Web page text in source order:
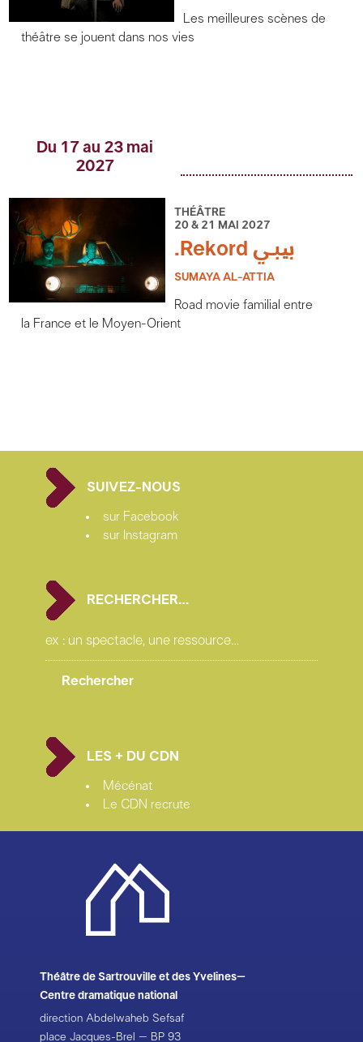
Les meilleures scènes de
théâtre se jouent dans nos vies
Du 17 au 23 mai
2027
THÉÂTRE
20 & 21 MAI 2027
.Rekord بیبي
SUMAYA AL-ATTIA
Road movie familial entre
la France et le Moyen-Orient
SUIVEZ-NOUS
sur Facebook
sur Instagram
RECHERCHER…
LES + DU CDN
Mécénat
Le CDN recrute
Théâtre de Sartrouville et des Yvelines–
Centre dramatique national
direction Abdelwaheb Sefsaf
place Jacques-Brel – BP 93